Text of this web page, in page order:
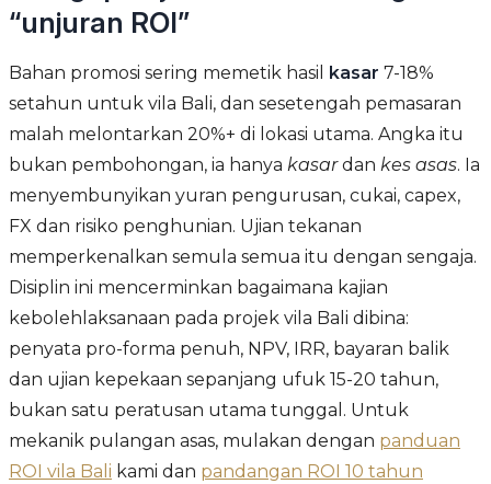
“unjuran ROI”
Bahan promosi sering memetik hasil kasar 7-18%
setahun untuk vila Bali, dan sesetengah pemasaran
malah melontarkan 20%+ di lokasi utama. Angka itu
bukan pembohongan, ia hanya kasardan kes asas. Ia
menyembunyikan yuran pengurusan, cukai, capex,
FX dan risiko penghunian. Ujian tekanan
memperkenalkan semula semua itu dengan sengaja.
Disiplin ini mencerminkan bagaimana kajian
kebolehlaksanaan pada projek vila Bali dibina:
penyata pro-forma penuh, NPV, IRR, bayaran balik
dan ujian kepekaan sepanjang ufuk 15-20 tahun,
bukan satu peratusan utama tunggal. Untuk
mekanik pulangan asas, mulakan dengan panduan
ROI vila Bali kami dan pandangan ROI 10 tahun